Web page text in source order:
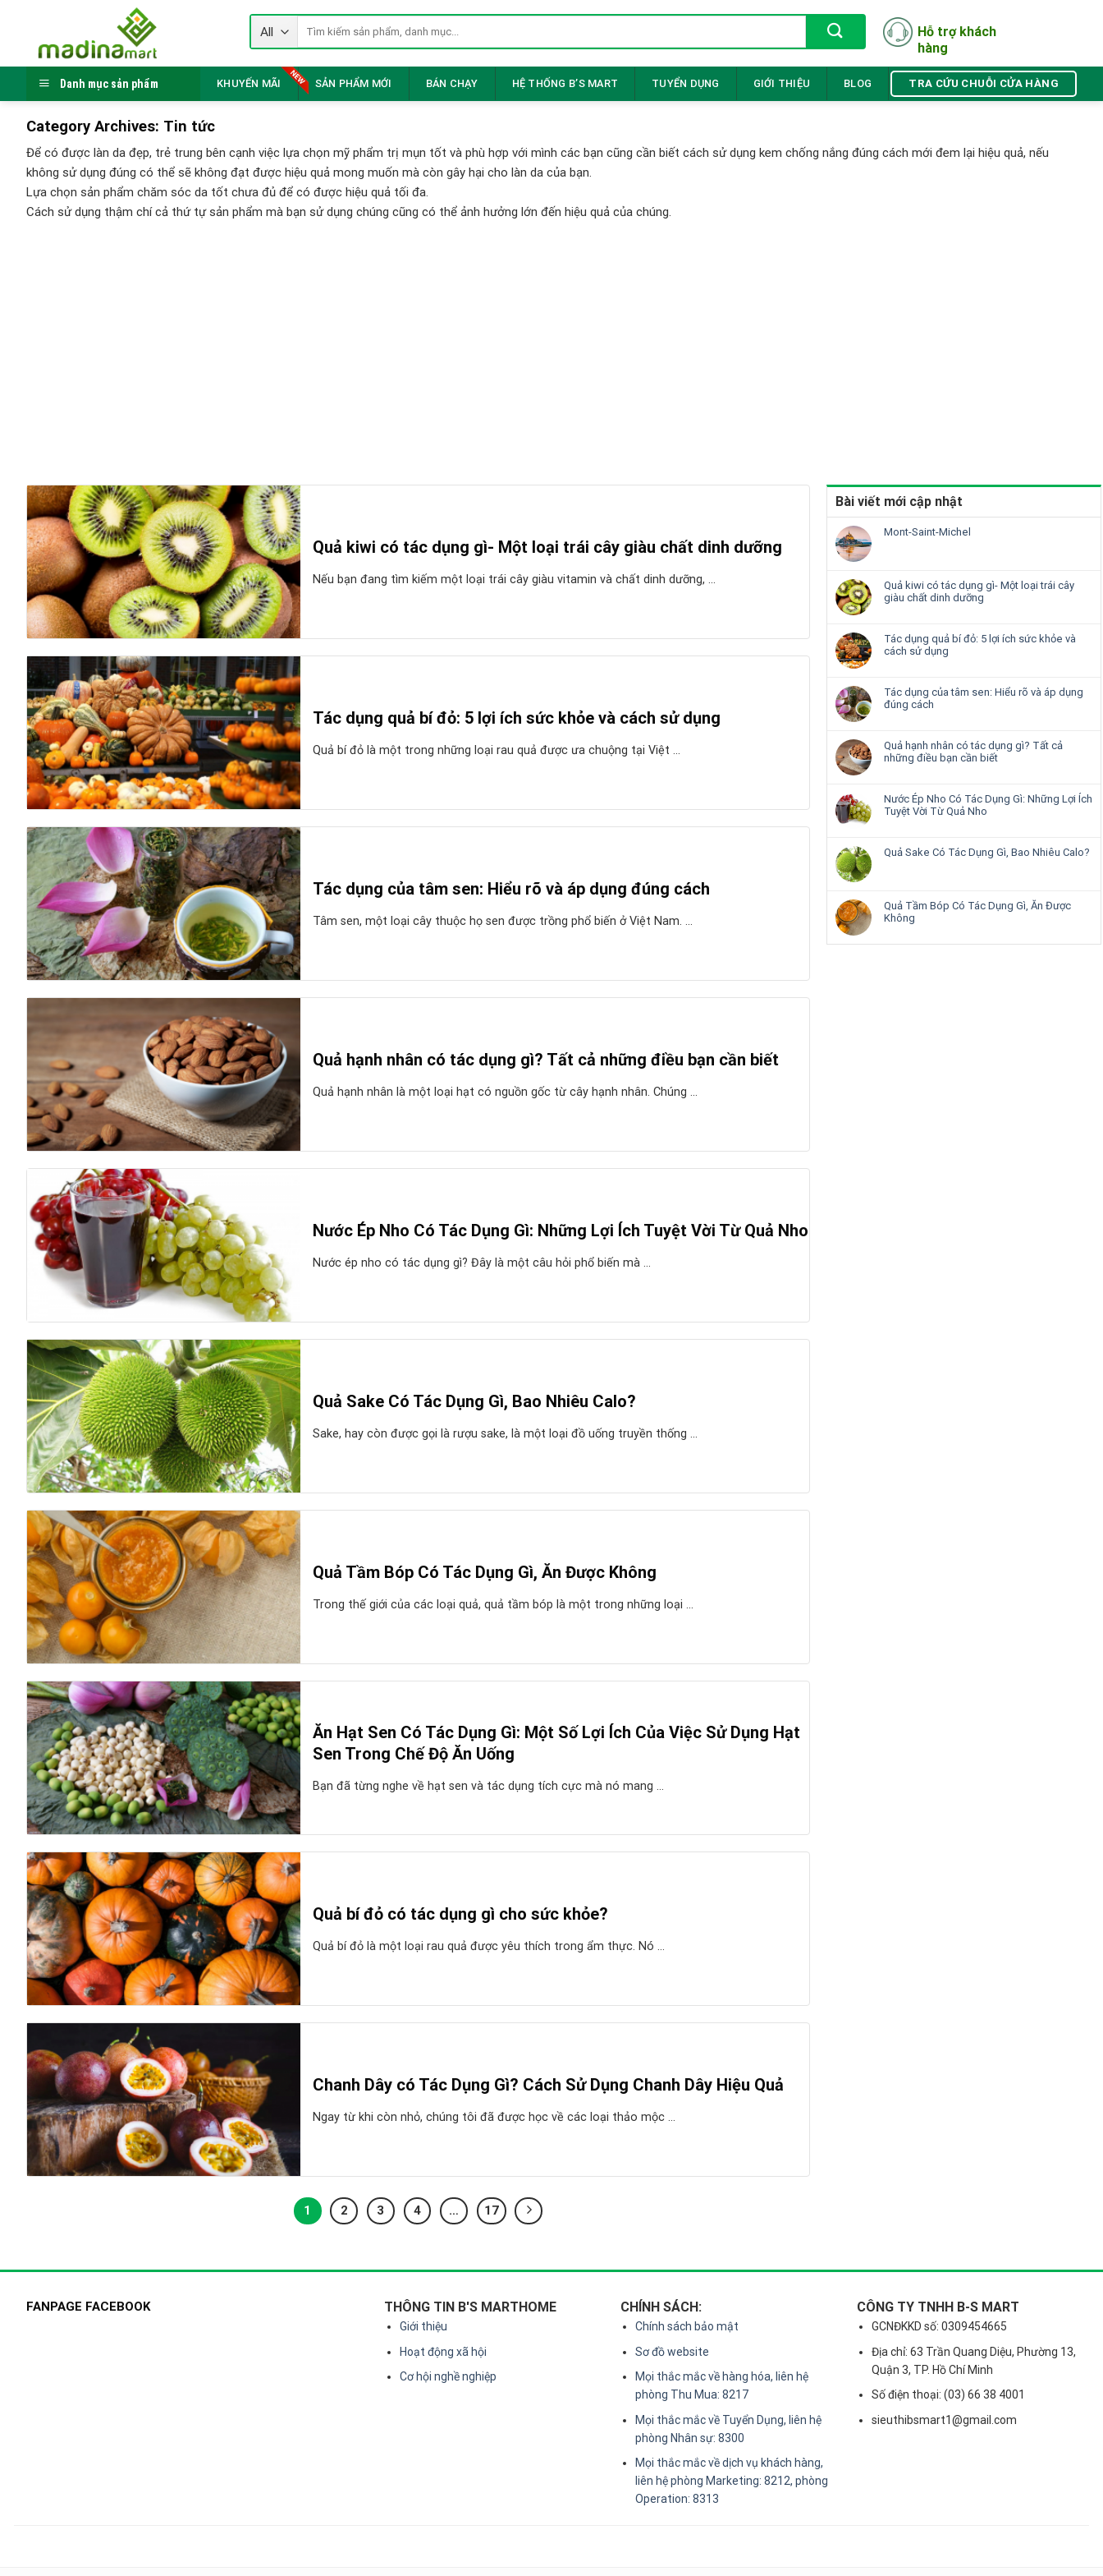
content
Tìm
Hỗ trợ khách
hàng
Danh mục sản phẩm KHUYẾN MÃI SẢN PHẨM MỚI BÁN CHẠY HỆ THỐNG B’S MART TUYỂN DỤNG GIỚI THIỆU BLOG TRA CỨU CHUỖI CỬA HÀNG
Category Archives: Tin tức
Để có được làn da đẹp, trẻ trung bên cạnh việc lựa chọn mỹ phẩm trị mụn tốt và phù hợp với mình các bạn cũng cần biết cách sử dụng kem chống nắng đúng cách mới đem lại hiệu quả, nếu
không sử dụng đúng có thể sẽ không đạt được hiệu quả mong muốn mà còn gây hại cho làn da của bạn.
Lựa chọn sản phẩm chăm sóc da tốt chưa đủ để có được hiệu quả tối đa.
Cách sử dụng thậm chí cả thứ tự sản phẩm mà bạn sử dụng chúng cũng có thể ảnh hưởng lớn đến hiệu quả của chúng.
Quả kiwi có tác dụng gì- Một loại trái cây giàu chất dinh dưỡng
Nếu bạn đang tìm kiếm một loại trái cây giàu vitamin và chất dinh dưỡng, ...
Tác dụng quả bí đỏ: 5 lợi ích sức khỏe và cách sử dụng
Quả bí đỏ là một trong những loại rau quả được ưa chuộng tại Việt ...
Tác dụng của tâm sen: Hiểu rõ và áp dụng đúng cách
Tâm sen, một loại cây thuộc họ sen được trồng phổ biến ở Việt Nam. ...
Quả hạnh nhân có tác dụng gì? Tất cả những điều bạn cần biết
Quả hạnh nhân là một loại hạt có nguồn gốc từ cây hạnh nhân. Chúng ...
Nước Ép Nho Có Tác Dụng Gì: Những Lợi Ích Tuyệt Vời Từ Quả Nho
Nước ép nho có tác dụng gì? Đây là một câu hỏi phổ biến mà ...
Quả Sake Có Tác Dụng Gì, Bao Nhiêu Calo?
Sake, hay còn được gọi là rượu sake, là một loại đồ uống truyền thống ...
Quả Tầm Bóp Có Tác Dụng Gì, Ăn Được Không
Trong thế giới của các loại quả, quả tầm bóp là một trong những loại ...
Ăn Hạt Sen Có Tác Dụng Gì: Một Số Lợi Ích Của Việc Sử Dụng Hạt
Sen Trong Chế Độ Ăn Uống
Bạn đã từng nghe về hạt sen và tác dụng tích cực mà nó mang ...
Quả bí đỏ có tác dụng gì cho sức khỏe?
Quả bí đỏ là một loại rau quả được yêu thích trong ẩm thực. Nó ...
Chanh Dây có Tác Dụng Gì? Cách Sử Dụng Chanh Dây Hiệu Quả
Ngay từ khi còn nhỏ, chúng tôi đã được học về các loại thảo mộc ...
1 2 3 4 … 17
Bài viết mới cập nhật
Mont-Saint-Michel
Quả kiwi có tác dụng gì- Một loại trái cây
giàu chất dinh dưỡng
Tác dụng quả bí đỏ: 5 lợi ích sức khỏe và
cách sử dụng
Tác dụng của tâm sen: Hiểu rõ và áp dụng
đúng cách
Quả hạnh nhân có tác dụng gì? Tất cả
những điều bạn cần biết
Nước Ép Nho Có Tác Dụng Gì: Những Lợi Ích
Tuyệt Vời Từ Quả Nho
Quả Sake Có Tác Dụng Gì, Bao Nhiêu Calo?
Quả Tầm Bóp Có Tác Dụng Gì, Ăn Được
Không
FANPAGE FACEBOOK THÔNG TIN B'S MARTHOME
Giới thiệu
Hoạt động xã hội
Cơ hội nghề nghiệp
CHÍNH SÁCH:
Chính sách bảo mật
Sơ đồ website
Mọi thắc mắc về hàng hóa, liên hệ
phòng Thu Mua: 8217
Mọi thắc mắc về Tuyển Dụng, liên hệ
phòng Nhân sự: 8300
Mọi thắc mắc về dịch vụ khách hàng,
liên hệ phòng Marketing: 8212, phòng
Operation: 8313
CÔNG TY TNHH B-S MART
GCNĐKKD số: 0309454665
Địa chỉ: 63 Trần Quang Diệu, Phường 13,
Quận 3, TP. Hồ Chí Minh
Số điện thoại: (03) 66 38 4001
sieuthibsmart1@gmail.com